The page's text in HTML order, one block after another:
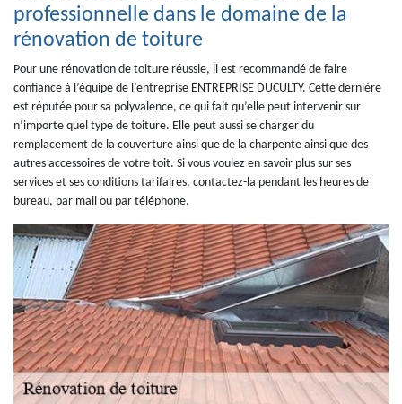
professionnelle dans le domaine de la
rénovation de toiture
Pour une rénovation de toiture réussie, il est recommandé de faire
confiance à l’équipe de l’entreprise ENTREPRISE DUCULTY. Cette dernière
est réputée pour sa polyvalence, ce qui fait qu’elle peut intervenir sur
n’importe quel type de toiture. Elle peut aussi se charger du
remplacement de la couverture ainsi que de la charpente ainsi que des
autres accessoires de votre toit. Si vous voulez en savoir plus sur ses
services et ses conditions tarifaires, contactez-la pendant les heures de
bureau, par mail ou par téléphone.